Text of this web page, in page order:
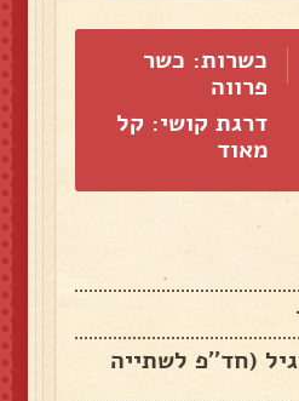
כשרות: כשר
פרווה
דרגת קושי: קל
מאוד
רגיל (חד''פ לשתייה